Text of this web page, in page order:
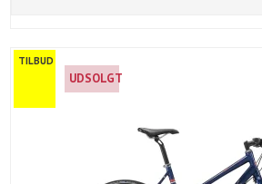
TILBUD
UDSOLGT